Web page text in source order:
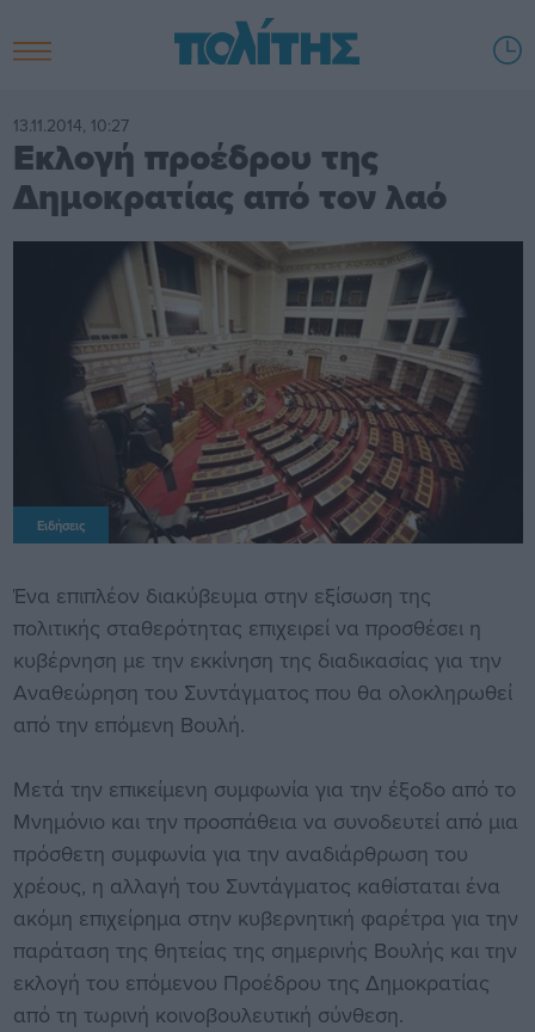
13.11.2014, 10:27
Εκλογή προέδρου της
Δημοκρατίας από τον λαό
Ειδήσεις
Ένα επιπλέον διακύβευμα στην εξίσωση της
πολιτικής σταθερότητας επιχειρεί να προσθέσει η
κυβέρνηση με την εκκίνηση της διαδικασίας για την
Αναθεώρηση του Συντάγματος που θα ολοκληρωθεί
από την επόμενη Βουλή.
Μετά την επικείμενη συμφωνία για την έξοδο από το
Μνημόνιο και την προσπάθεια να συνοδευτεί από μια
πρόσθετη συμφωνία για την αναδιάρθρωση του
χρέους, η αλλαγή του Συντάγματος καθίσταται ένα
ακόμη επιχείρημα στην κυβερνητική φαρέτρα για την
παράταση της θητείας της σημερινής Βουλής και την
εκλογή του επόμενου Προέδρου της Δημοκρατίας
από τη τωρινή κοινοβουλευτική σύνθεση.